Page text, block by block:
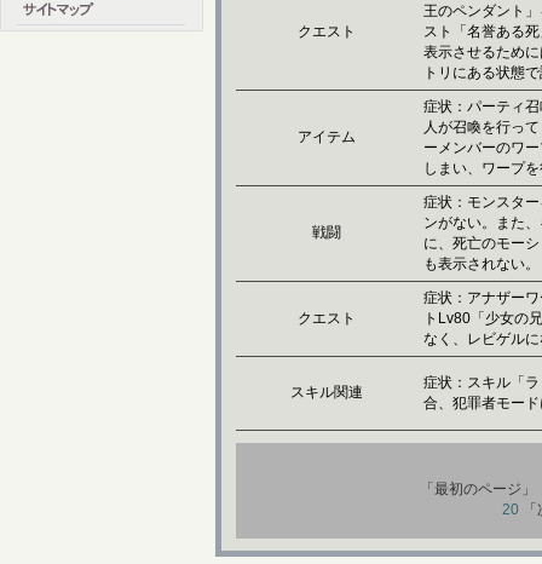
クエスト
王のペンダント
スト「名誉ある
表示させるため
トリにある状態
アイテム
症状：パーティ
人が召喚を行っ
ーメンバーのワ
しまい、ワープ
戦闘
症状：モンスタ
ンがない。また
に、死亡のモー
も表示されない。
クエスト
症状：アナザー
トLv80「少女の
なく、レビゲル
スキル関連
症状：スキル「
合、犯罪者モー
「最初のページ」
20